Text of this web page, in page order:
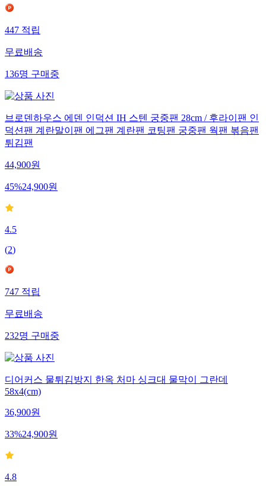
447적립
무료배송
136명구매중
브로덴하우스 에덴 인덕션 IH 스텐 궁중팬 28cm / 후라이팬 인
덕션팬 계란말이팬 에그팬 계란팬 코팅팬 궁중팬 웍팬 볶음팬
튀김팬
44,900원
45%24,900원
4.5
(2)
747적립
무료배송
232명구매중
디어커스 물튀김방지 한옥 처마 싱크대 물막이 그란데
58x4(cm)
36,900원
33%24,900원
4.8